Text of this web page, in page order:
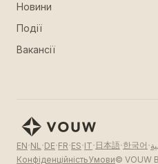
Новини
Події
Вакансії
EN·NL ·DE·FR·ES·IT· 日本語·한국어 ·
КонфіденційністьУмови© VOUW